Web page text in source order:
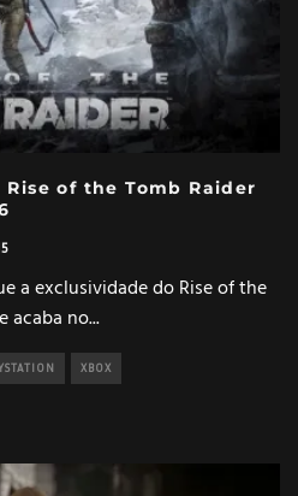
of the Tomb Raider
a exclusividade do Rise of the
acaba no...
XBOX